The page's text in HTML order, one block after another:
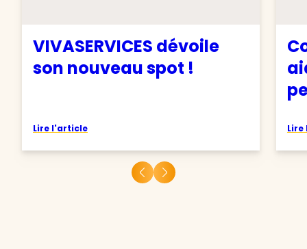
VIVASERVICES dévoile
son nouveau spot !
Lire l'article